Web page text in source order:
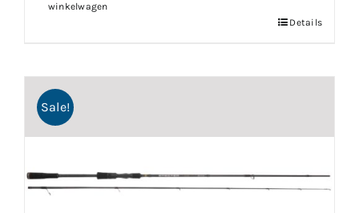
winkelwagen
Details
Sale!